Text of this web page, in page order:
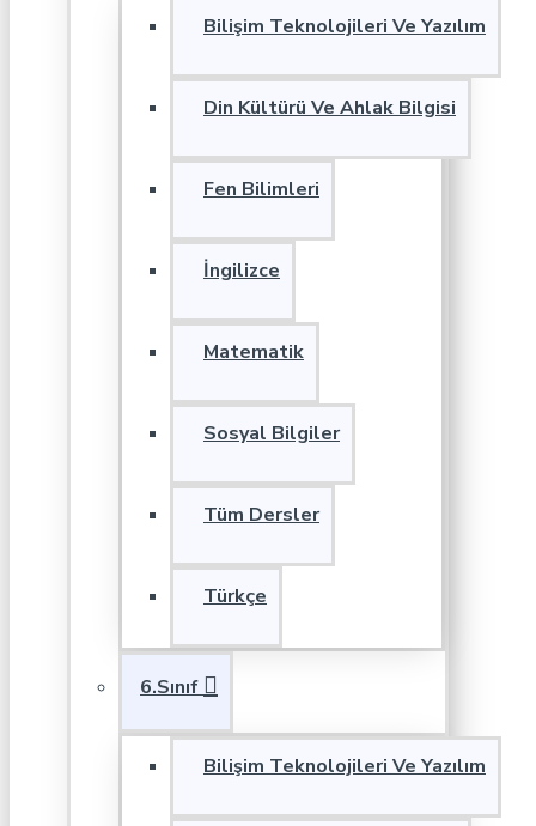
Bilişim Teknolojileri Ve Yazılım
Din Kültürü Ve Ahlak Bilgisi
Fen Bilimleri
İngilizce
Matematik
Sosyal Bilgiler
Tüm Dersler
Türkçe
6.Sınıf
Bilişim Teknolojileri Ve Yazılım